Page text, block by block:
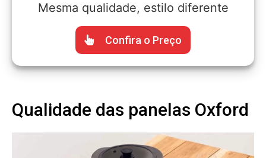
Mesma qualidade, estilo diferente
Confira o Preço
Qualidade das panelas Oxford